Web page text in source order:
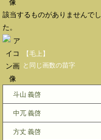
該当するものがありませんでし
た。
【毛上】
と同じ画数の苗字
斗山 義啓
中兀 義啓
方丈 義啓